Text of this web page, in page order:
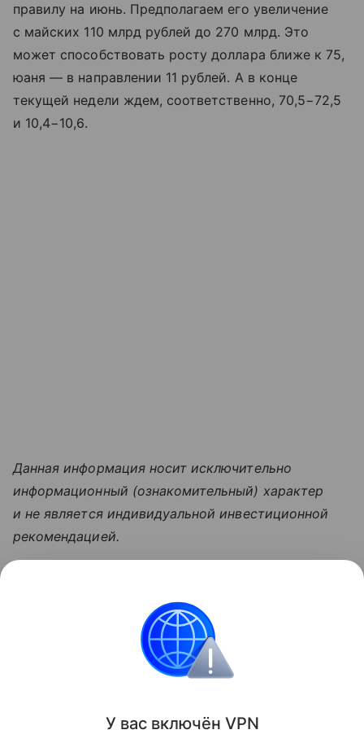
правилу на июнь. Предполагаем его увеличение
с майских 110 млрд рублей до 270 млрд. Это
может способствовать росту доллара ближе к 75,
юаня — в направлении 11 рублей. А в конце
текущей недели ждем, соответственно, 70,5−72,5
и 10,4−10,6.
Данная информация носит исключительно
информационный (ознакомительный) характер
и не является индивидуальной инвестиционной
рекомендацией.
Инвестиции: как быстро и надежно
приумножить свои накопления
Просто и емко расскажем об инвестициях для
новичков и перечислим их основные ошибки.
У вас включён VPN